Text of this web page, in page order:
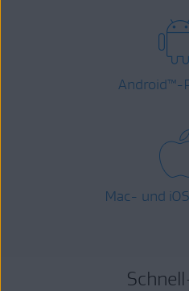
Android™-
Mac- und